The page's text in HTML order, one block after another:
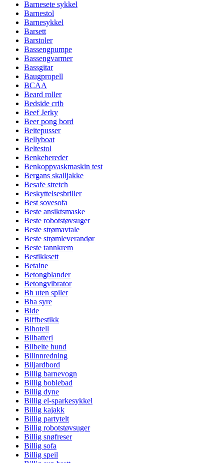
Barnesete sykkel
Barnestol
Barnesykkel
Barsett
Barstoler
Bassengpumpe
Bassengvarmer
Bassgitar
Baugpropell
BCAA
Beard roller
Bedside crib
Beef Jerky
Beer pong bord
Beitepusser
Bellyboat
Beltestol
Benkebereder
Benkoppvaskmaskin test
Bergans skalljakke
Besafe stretch
Beskyttelsesbriller
Best sovesofa
Beste ansiktsmaske
Beste robotstøvsuger
Beste strømavtale
Beste strømleverandør
Beste tannkrem
Bestikksett
Betaine
Betongblander
Betongvibrator
Bh uten spiler
Bha syre
Bide
Biffbestikk
Bihotell
Bilbatteri
Bilbelte hund
Bilinnredning
Biljardbord
Billig barnevogn
Billig boblebad
Billig dyne
Billig el-sparkesykkel
Billig kajakk
Billig partytelt
Billig robotstøvsuger
Billig snøfreser
Billig sofa
Billig speil